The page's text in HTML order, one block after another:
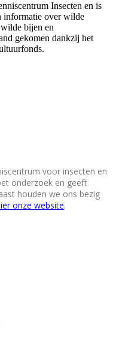
Insecten en is
informatie over wilde
bijen en
gekomen dankzij het
voor insecten en
onderzoek en geeft
houden we ons bezig
onze website.